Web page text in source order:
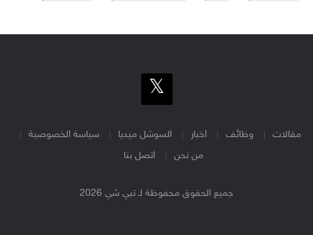
مقالات وظائف اخبار السوشل ميديا
سياسة الخصوصية
من نحن
اتصل بنا
جميع الحقوق محفوظة لـ تبي شي 2026